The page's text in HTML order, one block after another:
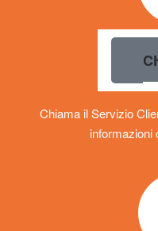
Chiama il Servizio
informazioni